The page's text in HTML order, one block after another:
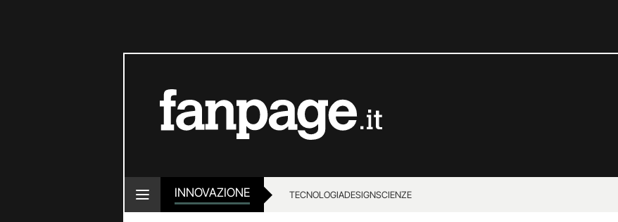
INNOVAZIONE TECNOLOGIADESIGNSCIENZE